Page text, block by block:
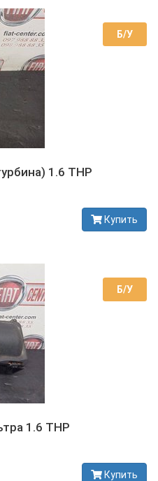
Б/У
1.6 THP
Купить
Б/У
1.6 THP
Купить